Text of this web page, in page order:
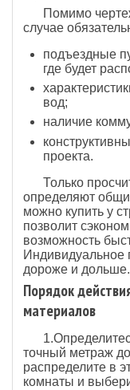
Помимо
случае
подъездные
где будет
вод;
наличие
проекта.
Только
определяют
можно купить у
позволит
возможность
Индивидуальное
дороже и дольше.
Порядок
материалов
точный метраж
распределите в
комнаты и